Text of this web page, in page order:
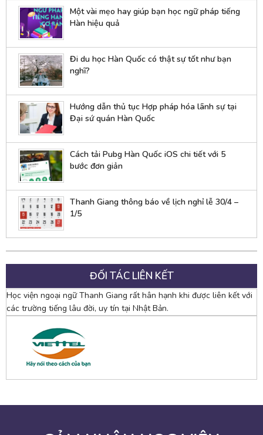
Một vài mẹo hay giúp bạn học ngữ pháp tiếng
Hàn hiệu quả
Đi du học Hàn Quốc có thật sự tốt như bạn
nghĩ?
Hướng dẫn thủ tục Hợp pháp hóa lãnh sự tại
Đại sứ quán Hàn Quốc
Cách tải Pubg Hàn Quốc iOS chi tiết với 5
bước đơn giản
Thanh Giang thông báo về lịch nghỉ lễ 30/4 –
1/5
ĐỐI TÁC LIÊN KẾT
Học viện ngoại ngữ Thanh Giang rất hân hạnh khi được liên kết với
các trường tiếng lâu đời, uy tín tại Nhật Bản.